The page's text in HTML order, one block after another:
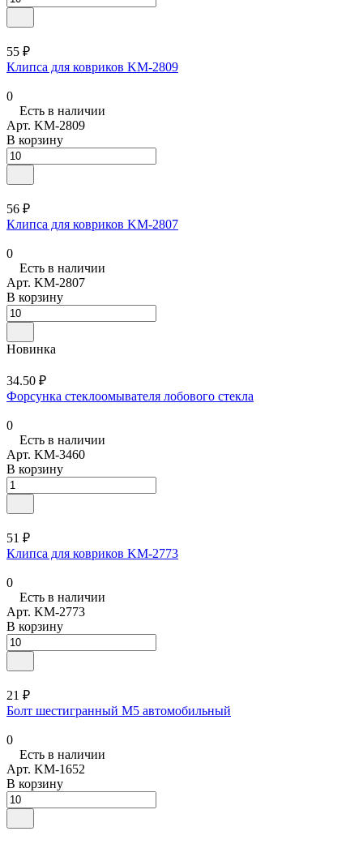
55 ₽
Клипса для ковриков KM-2809
0
Есть в наличии
Арт. KM-2809
В корзину
56 ₽
Клипса для ковриков KM-2807
0
Есть в наличии
Арт. KM-2807
В корзину
Новинка
34.50 ₽
Форсунка стеклоомывателя лобового стекла
0
Есть в наличии
Арт. KM-3460
В корзину
51 ₽
Клипса для ковриков KM-2773
0
Есть в наличии
Арт. KM-2773
В корзину
21 ₽
Болт шестигранный М5 автомобильный
0
Есть в наличии
Арт. KM-1652
В корзину